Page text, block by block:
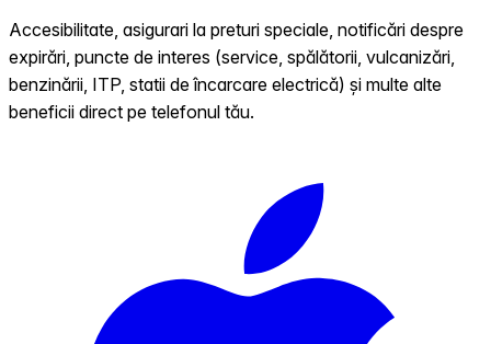
Accesibilitate, asigurari la preturi speciale, notificări despre
expirări, puncte de interes (service, spălătorii, vulcanizări,
benzinării, ITP, statii de încarcare electrică) și multe alte
beneficii direct pe telefonul tău.